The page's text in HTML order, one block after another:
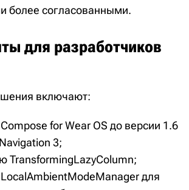
более согласованными.
для разработчиков
включают:
for Wear OS до версии 1.6
3;
TransformingLazyColumn;
для